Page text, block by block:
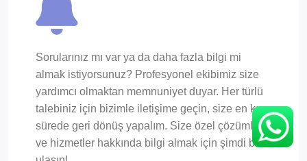
Sorularınız mı var ya da daha fazla bilgi mi
almak istiyorsunuz? Profesyonel ekibimiz size
yardımcı olmaktan memnuniyet duyar. Her türlü
talebiniz için bizimle iletişime geçin, size en kısa
sürede geri dönüş yapalım. Size özel çözümler
ve hizmetler hakkında bilgi almak için şimdi bize